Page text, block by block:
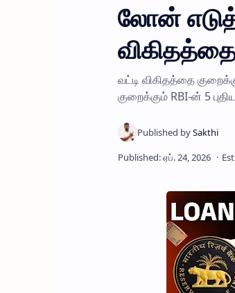
லோன்
வட்டி விகிதத்தை
குறைக்கும் RBI-ன் 5